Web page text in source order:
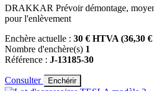
DRAKKAR Prévoir démontage,
pour l'enlèvement
Enchère actuelle : 30 € HTVA (36,30
Nombre d'enchère(s) 1
Référence : J-13185-30
Consulter Enchérir